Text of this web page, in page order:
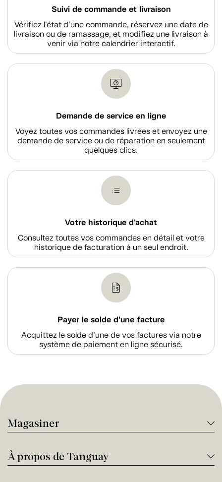
Suivi de commande et livraison
Vérifiez l'état d'une commande, réservez une date de
livraison ou de ramassage, et modifiez une livraison à
venir via notre calendrier interactif.
Demande de service en ligne
Voyez toutes vos commandes livrées et envoyez une
demande de service ou de réparation en seulement
quelques clics.
Votre historique d'achat
Consultez toutes vos commandes en détail et votre
historique de facturation à un seul endroit.
Payer le solde d'une facture
Acquittez le solde d’une de vos factures via notre
système de paiement en ligne sécurisé.
Magasiner
À propos de Tanguay